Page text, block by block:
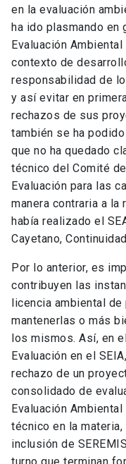
en la evaluación
ha ido plasmando en
Evaluación
contexto de
responsabilidad de
y así evitar en
rechazos de sus
también se ha
que no ha quedado
técnico del Comité
Evaluación para las
manera contraria a la
había realizado el
Cayetano,
Por lo anterior, es
contribuyen las
licencia ambiental
mantenerlas o más
los mismos. Así, en
Evaluación en el
rechazo de un
consolidado de
Evaluación Ambiental
técnico en la
inclusión de